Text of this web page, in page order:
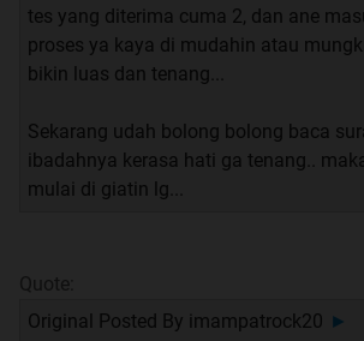
tes yang diterima cuma 2, dan ane
proses ya kaya di mudahin atau
bikin luas dan tenang...
Sekarang udah bolong bolong baca
ibadahnya kerasa hati ga tenang..
mulai di giatin lg...
Quote:
Original Posted By imampatrock20 ►